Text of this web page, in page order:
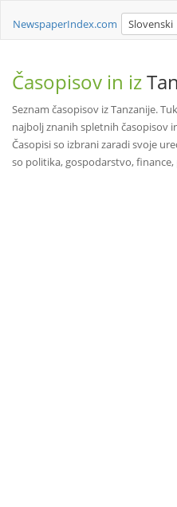
NewspaperIndex.com Slovenski
Časopisov in iz
Seznam časopisov iz Tanzanije.
najbolj znanih spletnih časopisov
Časopisi so izbrani zaradi svoje
so politika, gospodarstvo, finance,